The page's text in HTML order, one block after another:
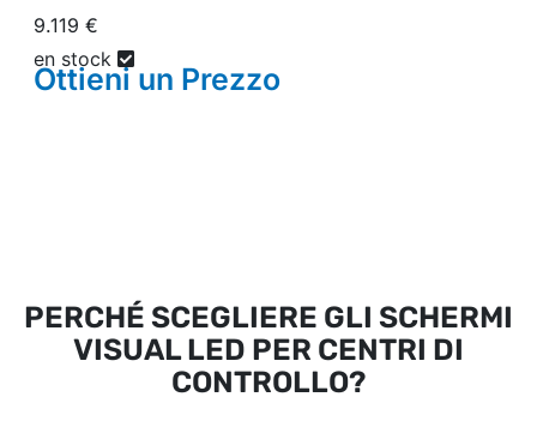
9.119 €
en stock
Ottieni un Prezzo
PERCHÉ SCEGLIERE GLI SCHERMI
VISUAL LED PER CENTRI DI
CONTROLLO?